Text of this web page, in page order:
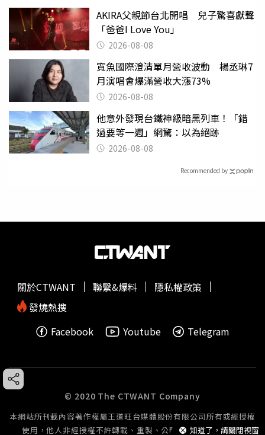
AKIRA父親節台北開唱 兒子驚喜獻聲
「爸爸I Love You」
2026-08-08
寬魚國際澄清單月營收波動 楊丞琳7
月演唱會爆滿營收大漲73%
2026-08-08
他意外發現台鐵神級暗黑列車！「錯
過要等一週」網驚：以為絕跡
2026-08-08
Recommended by
知道了，請關閉視窗
關於CTWANT 聯繫&爆料
隱私權政策
發燒熱搜
Facebook
Youtube Telegram
© 2020 The CTWANT Company
本網站所刊載內容著作權屬王道旺台媒體股份有限公司所有或經授權
使用，他人非經授權不許轉載、重製、公開播送或公開傳輸。